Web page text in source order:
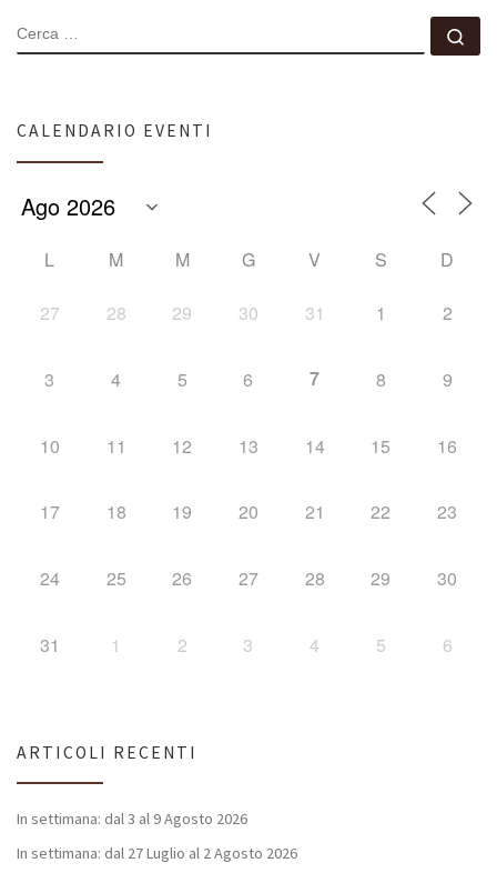
CERCA
CALENDARIO EVENTI
L M M G V S D
27 28 29 30 31 1 2
3 4 5 6 7 8 9
10 11 12 13 14 15 16
17 18 19 20 21 22 23
24 25 26 27 28 29 30
31 1 2 3 4 5 6
ARTICOLI RECENTI
In settimana: dal 3 al 9 Agosto 2026
In settimana: dal 27 Luglio al 2 Agosto 2026